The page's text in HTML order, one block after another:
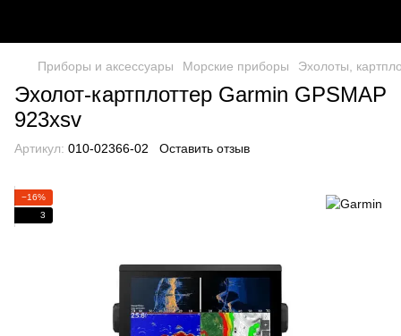
Приборы и аксессуары Морские приборы Эхолоты,
Эхолот-картплоттер Garmin GPSMAP
923xsv
Артикул: 010-02366-02 Оставить отзыв
−16%
3